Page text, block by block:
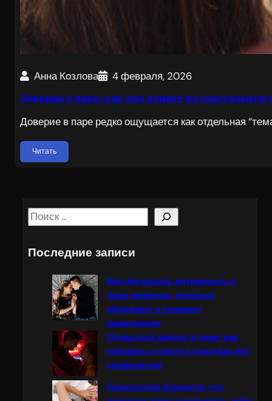
Анна Козлова 4 февраля, 2026
Доверие в паре: как оно влияет на
Доверие в паре редко ощущается как отдельная
Читать
S
a
Последние записи
Как обсуждать интимность в
паре: вопросы, которые
сближают и снимают
напряжение
Открытый диалог в паре: как
говорить о сексе и чувствах без
конфликтов
Психология близости: что